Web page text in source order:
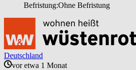
Befristung:Ohne Befristung
Deutschland
vor etwa 1 Monat